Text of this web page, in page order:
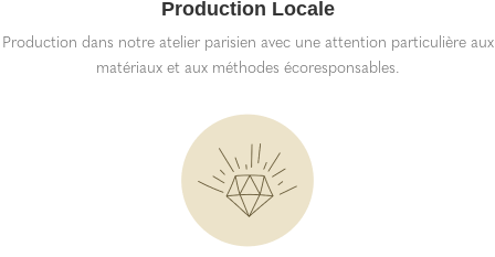
Production Locale
Production dans notre atelier parisien avec une attention particulière aux
matériaux et aux méthodes écoresponsables.